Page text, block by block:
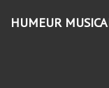
HUMEUR